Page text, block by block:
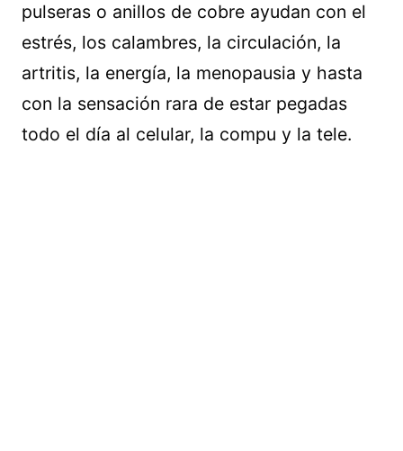
pulseras o anillos de cobre ayudan con el
estrés, los calambres, la circulación, la
artritis, la energía, la menopausia y hasta
con la sensación rara de estar pegadas
todo el día al celular, la compu y la tele.